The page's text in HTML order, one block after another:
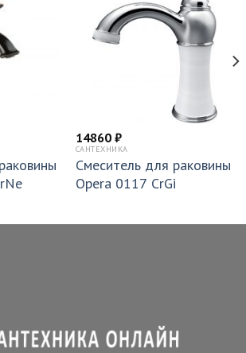
14860 ₽
САНТЕХНИКА
Смеситель для раковины
Opera 0117 CrGi